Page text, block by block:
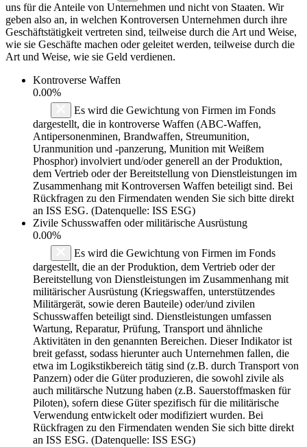
uns für die Anteile von Unternehmen und nicht von Staaten. Wir
geben also an, in welchen Kontroversen Unternehmen durch ihre
Geschäftstätigkeit vertreten sind, teilweise durch die Art und Weise,
wie sie Geschäfte machen oder geleitet werden, teilweise durch die
Art und Weise, wie sie Geld verdienen.
Kontroverse Waffen
0.00%
Es wird die Gewichtung von Firmen im Fonds
dargestellt, die in kontroverse Waffen (ABC-Waffen,
Antipersonenminen, Brandwaffen, Streumunition,
Uranmunition und -panzerung, Munition mit Weißem
Phosphor) involviert und/oder generell an der Produktion,
dem Vertrieb oder der Bereitstellung von Dienstleistungen im
Zusammenhang mit Kontroversen Waffen beteiligt sind. Bei
Rückfragen zu den Firmendaten wenden Sie sich bitte direkt
an ISS ESG. (Datenquelle: ISS ESG)
Zivile Schusswaffen oder militärische Ausrüstung
0.00%
Es wird die Gewichtung von Firmen im Fonds
dargestellt, die an der Produktion, dem Vertrieb oder der
Bereitstellung von Dienstleistungen im Zusammenhang mit
militärischer Ausrüstung (Kriegswaffen, unterstützendes
Militärgerät, sowie deren Bauteile) oder/und zivilen
Schusswaffen beteiligt sind. Dienstleistungen umfassen
Wartung, Reparatur, Prüfung, Transport und ähnliche
Aktivitäten in den genannten Bereichen. Dieser Indikator ist
breit gefasst, sodass hierunter auch Unternehmen fallen, die
etwa im Logikstikbereich tätig sind (z.B. durch Transport von
Panzern) oder die Güter produzieren, die sowohl zivile als
auch militärsche Nutzung haben (z.B. Sauerstoffmasken für
Piloten), sofern diese Güter spezifisch für die militärische
Verwendung entwickelt oder modifiziert wurden. Bei
Rückfragen zu den Firmendaten wenden Sie sich bitte direkt
an ISS ESG. (Datenquelle: ISS ESG)